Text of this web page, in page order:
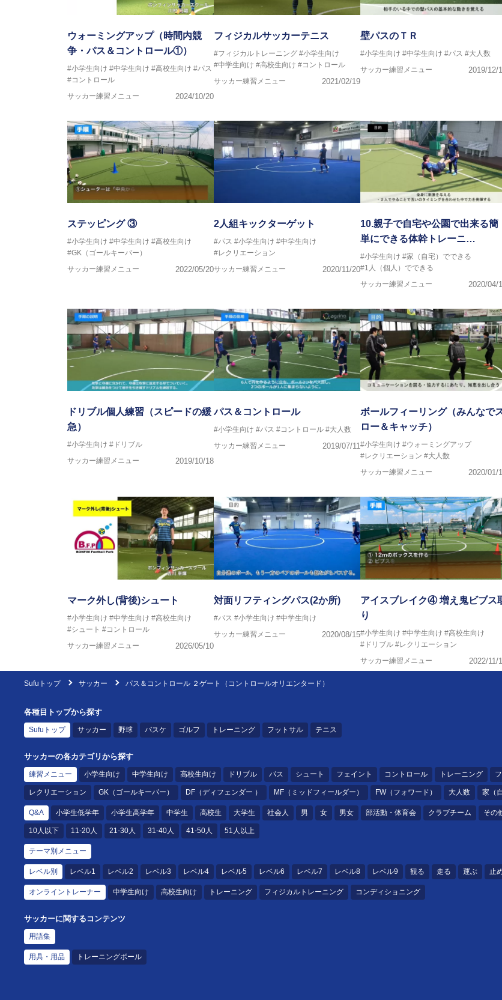
横山 哲久
ASV ペスカドーラ町田 監督、FC VIGORE 監督
【資格】
日本サッカー協会公認B級ライセンス・日本サッカー協会公認フットサルB級ライセンス
※全コーチボンフィンサッカースクール所属
ウォーミングアップ（時間内競
争・パス＆コントロール①）
#小学生向け #中学生向け #高校生向け #パス
#コントロール
サッカー練習メニュー
2024/10/20
フィジカルサッカーテニス
#フィジカルトレーニング #小学生向け
#中学生向け #高校生向け #コントロール
サッカー練習メニュー
2021/02/19
壁パスのＴＲ
#小学生向け #中学生向け #パス #大人数
サッカー練習メニュー
2019/12/
ステッピング ③
#小学生向け #中学生向け #高校生向け
#GK（ゴールキーパー）
サッカー練習メニュー
2022/05/20
2人組キックターゲット
#パス #小学生向け #中学生向け
#レクリエーション
サッカー練習メニュー
2020/11/20
10.親子で自宅や公園で出来る簡
単にできる体幹トレーニ…
#小学生向け #家（自宅）でできる
#1人（個人）でできる
サッカー練習メニュー
2020/04/
ドリブル個人練習（スピードの緩
急）
#小学生向け #ドリブル
サッカー練習メニュー
2019/10/18
パス＆コントロール
#小学生向け #パス #コントロール #大人数
サッカー練習メニュー
2019/07/11
ボールフィーリング（みんなで
ロー＆キャッチ）
#小学生向け #ウォーミングアップ
#レクリエーション #大人数
サッカー練習メニュー
2020/01/
マーク外し(背後)シュート
#小学生向け #中学生向け #高校生向け
#シュート #コントロール
サッカー練習メニュー
2026/05/10
対面リフティングパス(2か所)
#パス #小学生向け #中学生向け
サッカー練習メニュー
2020/08/15
アイスブレイク④ 増え鬼ビブス
り
#小学生向け #中学生向け #高校生向け
#ドリブル #レクリエーション
サッカー練習メニュー
2022/11/
Sufuトップ サッカー パス＆コントロール ２ゲート（コントロールオリエンタード）
各種目トップから探す
Sufuトップ サッカー 野球 バスケ ゴルフ トレーニング フットサル テニス
サッカーの各カテゴリから探す
練習メニュー 小学生向け 中学生向け 高校生向け ドリブル パス シュート フェイント コントロール トレーニング
レクリエーション GK（ゴールキーパー） DF（ディフェンダー ） MF（ミッドフィールダー） FW（フォワード） 大人数 家（
Q&A 小学生低学年 小学生高学年 中学生 高校生 大学生 社会人 男 女 男女 部活動・体育会 クラブチーム その
10人以下 11-20人 21-30人 31-40人 41-50人 51人以上
テーマ別メニュー
レベル別 レベル1 レベル2 レベル3 レベル4 レベル5 レベル6 レベル7 レベル8 レベル9 観る 走る 運ぶ 止
オンライントレーナー 中学生向け 高校生向け トレーニング フィジカルトレーニング コンディショニング
サッカーに関するコンテンツ
用語集
用具・用品 トレーニングボール